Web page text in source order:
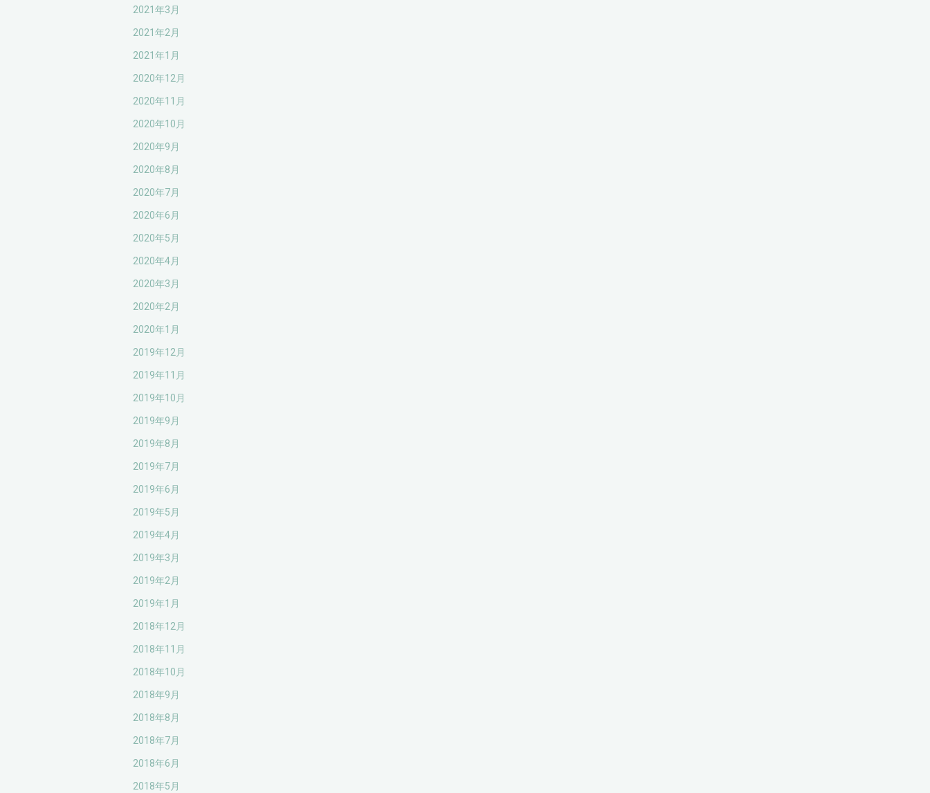
2021年3月
2021年2月
2021年1月
2020年12月
2020年11月
2020年10月
2020年9月
2020年8月
2020年7月
2020年6月
2020年5月
2020年4月
2020年3月
2020年2月
2020年1月
2019年12月
2019年11月
2019年10月
2019年9月
2019年8月
2019年7月
2019年6月
2019年5月
2019年4月
2019年3月
2019年2月
2019年1月
2018年12月
2018年11月
2018年10月
2018年9月
2018年8月
2018年7月
2018年6月
2018年5月